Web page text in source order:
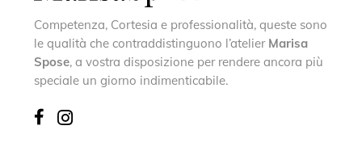
Competenza, Cortesia e professionalità, queste sono
le qualità che contraddistinguono l’atelier Marisa
Spose, a vostra disposizione per rendere ancora più
speciale un giorno indimenticabile.